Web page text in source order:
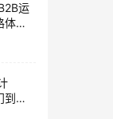
运
体系
精英
精
照拍